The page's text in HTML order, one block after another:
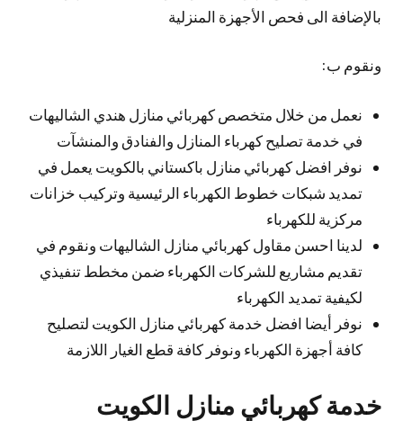
بالإضافة الى فحص الأجهزة المنزلية
ونقوم ب:
نعمل من خلال متخصص كهربائي منازل هندي الشاليهات
في خدمة تصليح كهرباء المنازل والفنادق والمنشآت
نوفر افضل كهربائي منازل باكستاني بالكويت يعمل في
تمديد شبكات خطوط الكهرباء الرئيسية وتركيب خزانات
مركزية للكهرباء
لدينا احسن مقاول كهربائي منازل الشاليهات ونقوم في
تقديم مشاريع للشركات الكهرباء ضمن مخطط تنفيذي
لكيفية تمديد الكهرباء
نوفر أيضا افضل خدمة كهربائي منازل الكويت لتصليح
كافة أجهزة الكهرباء ونوفر كافة قطع الغيار اللازمة
خدمة كهربائي منازل الكويت